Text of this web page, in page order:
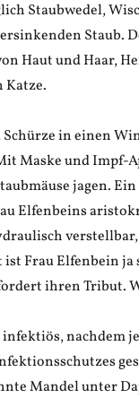
Staubwedel,
Staub.
Haut und Haar,
Katze.
in einen
Maske und Impf-
jagen.
Elfenbeins
Frau Elfenbein ja
ihren Tribut.
nachdem
Mandel unter